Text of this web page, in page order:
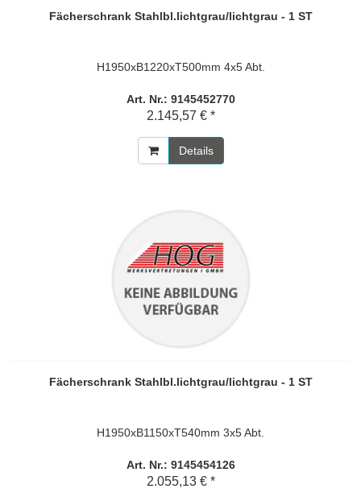
Fächerschrank Stahlbl.lichtgrau/lichtgrau - 1 ST
H1950xB1220xT500mm 4x5 Abt.
Art. Nr.: 9145452770
2.145,57 € *
Details
Fächerschrank Stahlbl.lichtgrau/lichtgrau - 1 ST
H1950xB1150xT540mm 3x5 Abt.
Art. Nr.: 9145454126
2.055,13 € *